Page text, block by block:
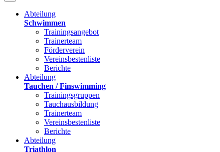
Abteilung
Schwimmen
Trainingsangebot
Trainerteam
Förderverein
Vereinsbestenliste
Berichte
Abteilung
Tauchen / Finswimming
Trainingsgruppen
Tauchausbildung
Trainerteam
Vereinsbestenliste
Berichte
Abteilung
Triathlon